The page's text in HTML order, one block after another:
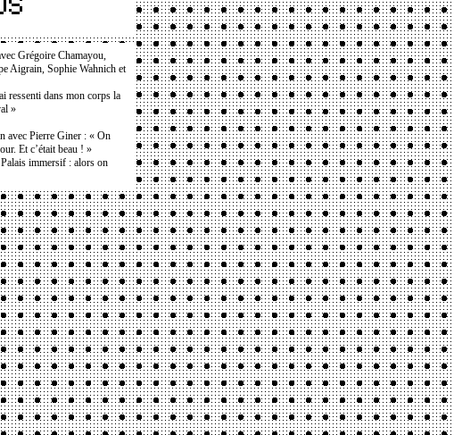
Grégoire Chamayou,
Aigrain, Sophie Wahnich et
ressenti dans mon corps la
»
avec Pierre Giner : « On
Et c’était beau ! »
immersif : alors on